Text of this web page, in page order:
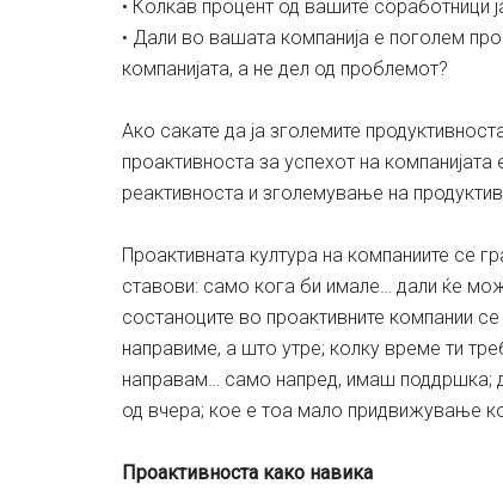
• Колкав процент од вашите соработници
• Дали во вашата компанија е поголем
компанијата, а не дел од проблемот?
Ако сакате да ја зголемите
проактивноста за успехот на
реактивноста и зголемување на
Проактивната култура на компаниите се
ставови: само кога би имале… дали ќе
состаноците во проактивните компании
направиме, а што утре; колку време ти
направам… само напред, имаш поддршка;
од вчера; кое е тоа мало придвижување
Проактивноста како навика